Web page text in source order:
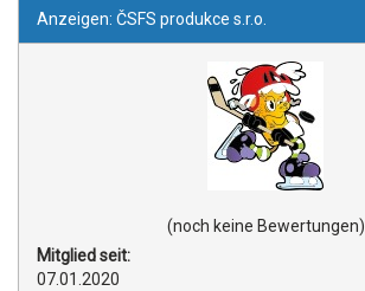
Anzeigen: ČSFS produkce s.r.o.
(noch keine Bewertungen)
Mitglied seit:
07.01.2020